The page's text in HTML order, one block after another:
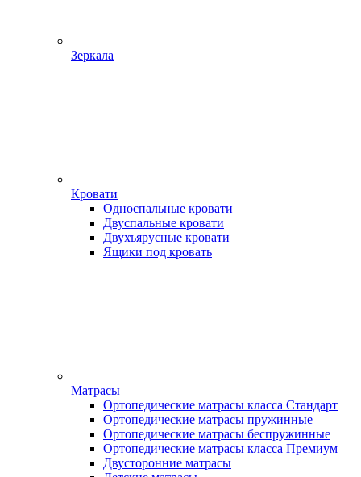
Зеркала
Кровати
Односпальные кровати
Двуспальные кровати
Двухъярусные кровати
Ящики под кровать
Матрасы
Ортопедические матрасы класса Стандарт
Ортопедические матрасы пружинные
Ортопедические матрасы беспружинные
Ортопедические матрасы класса Премиум
Двусторонние матрасы